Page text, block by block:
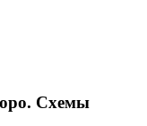
Схемы